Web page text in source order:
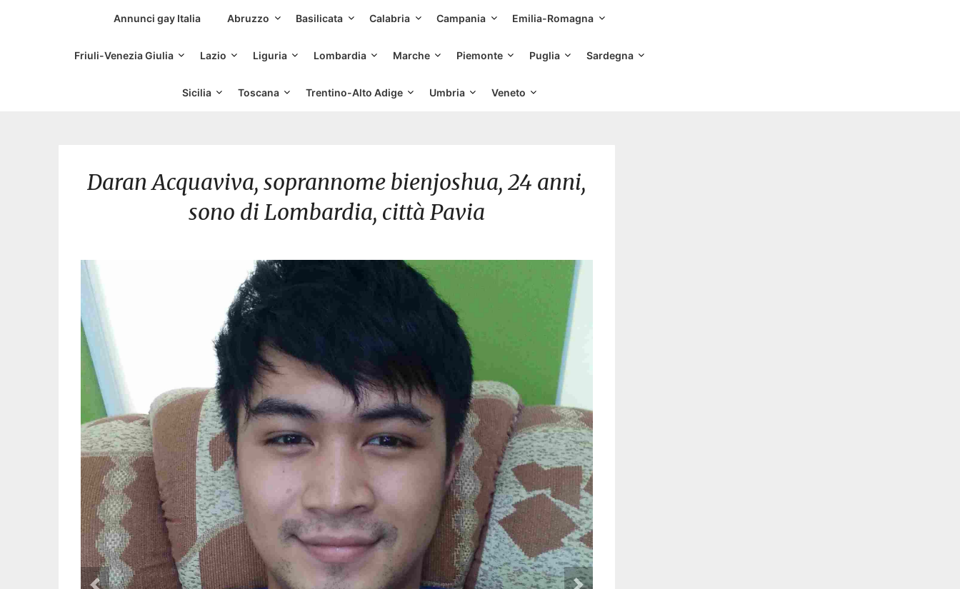
Siti Incontri Gay
Annunci gay Italia Abruzzo Basilicata Calabria Campania Emilia-Romagna
Friuli-Venezia Giulia Lazio Liguria Lombardia Marche Piemonte Puglia Sardegna
Sicilia Toscana Trentino-Alto Adige Umbria Veneto
Daran Acquaviva, soprannome bienjoshua, 24 anni,
sono di Lombardia, città Pavia